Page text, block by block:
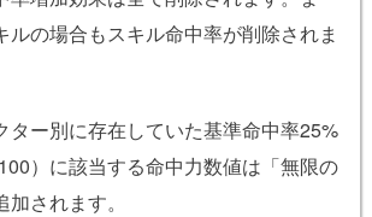
ルの場合もスキル命中率が削除されま
ター別に存在していた基準命中率25%
）に該当する命中力数値は「無限の
されます。